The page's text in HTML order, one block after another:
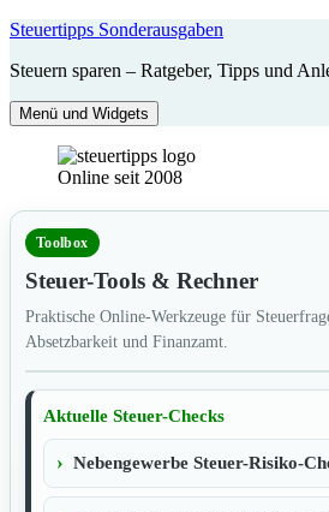
Zum
springen
Steuertipps Sonderausgaben
Steuern sparen – Ratgeber, Tipps und
Menü und Widgets
Online seit 2008
Toolbox
Steuer-Tools & Rechner
Praktische Online-Werkzeuge für
Absetzbarkeit und Finanzamt.
Aktuelle Steuer-Checks
Nebengewerbe Steuer-Risiko-